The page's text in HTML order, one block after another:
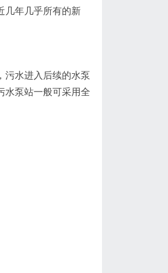
几年几乎所有的新
污水进入后续的水泵
水泵站一般可采用全